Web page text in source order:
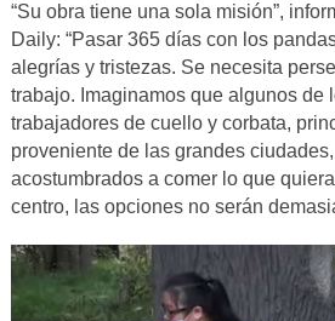
“Su obra tiene una sola misión”,
Daily: “Pasar 365 días con los
alegrías y tristezas. Se necesita
trabajo. Imaginamos que algunos de
trabajadores de cuello y corbata,
proveniente de las grandes
acostumbrados a comer lo que
centro, las opciones no serán